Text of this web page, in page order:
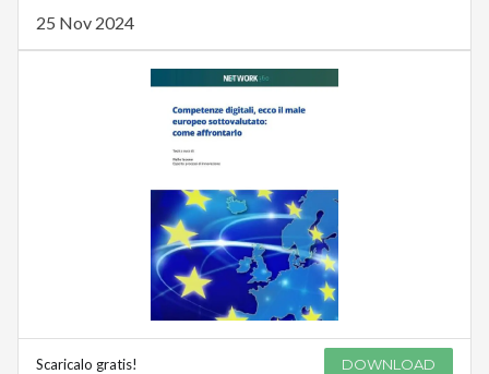
25 Nov 2024
Scaricalo gratis! DOWNLOAD